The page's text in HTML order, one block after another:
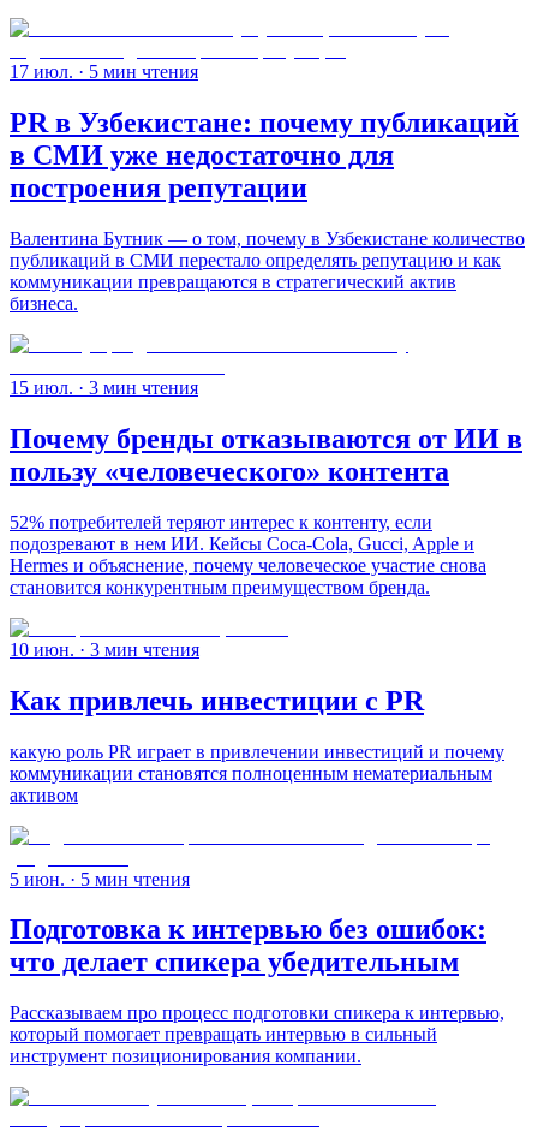
17 июл. · 5 мин чтения
PR в Узбекистане: почему публикаций
в СМИ уже недостаточно для
построения репутации
Валентина Бутник — о том, почему в Узбекистане количество
публикаций в СМИ перестало определять репутацию и как
коммуникации превращаются в стратегический актив
бизнеса.
15 июл. · 3 мин чтения
Почему бренды отказываются от ИИ в
пользу «человеческого» контента
52% потребителей теряют интерес к контенту, если
подозревают в нем ИИ. Кейсы Coca-Cola, Gucci, Apple и
Hermes и объяснение, почему человеческое участие снова
становится конкурентным преимуществом бренда.
10 июн. · 3 мин чтения
Как привлечь инвестиции с PR
какую роль PR играет в привлечении инвестиций и почему
коммуникации становятся полноценным нематериальным
активом
5 июн. · 5 мин чтения
Подготовка к интервью без ошибок:
что делает спикера убедительным
Рассказываем про процесс подготовки спикера к интервью,
который помогает превращать интервью в сильный
инструмент позиционирования компании.